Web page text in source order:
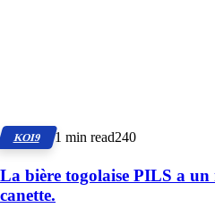
KOI9 1 min read240
La bière togolaise PILS a
canette.